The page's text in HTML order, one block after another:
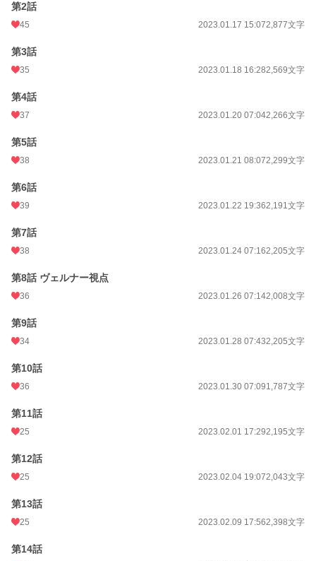
月間ポイント
年間ポイント
累計ポイント
第2話
45 2023.01.17 15:072,877文字
第3話
35 2023.01.18 16:282,569文字
第4話
37 2023.01.20 07:042,266文字
第5話
38 2023.01.21 08:072,299文字
第6話
39 2023.01.22 19:362,191文字
第7話
38 2023.01.24 07:162,205文字
第8話 ヴェルナー視点
36 2023.01.26 07:142,008文字
第9話
34 2023.01.28 07:432,205文字
第10話
36 2023.01.30 07:091,787文字
第11話
25 2023.02.01 17:292,195文字
第12話
25 2023.02.04 19:072,043文字
第13話
25 2023.02.09 17:562,398文字
第14話